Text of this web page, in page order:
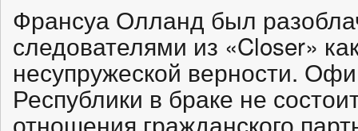
Франсуа Олланд был
следователями из «Closer»
несупружеской верности.
Республики в браке не
отношения гражданского